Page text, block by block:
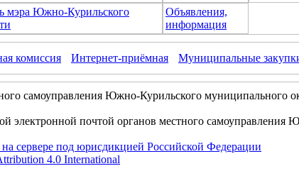
мэра Южно-Курильского
Объявления,
информация
комиссия Интернет-приёмная Муниципальные
самоуправления Южно-Курильского муниципального
электронной почтой органов местного самоуправления
сервере под юрисдикцией Российской Федерации
4.0 International